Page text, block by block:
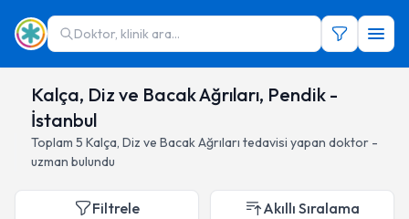
Doktor, klinik ara...
Kalça, Diz ve Bacak Ağrıları, Pendik -
İstanbul
Toplam 5 Kalça, Diz ve Bacak Ağrıları tedavisi yapan doktor -
uzman bulundu
Filtrele Akıllı Sıralama